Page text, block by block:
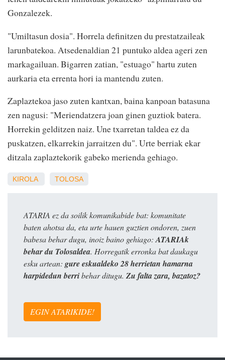
Gonzalezek.
"Umiltasun dosia". Horrela definitzen du prestatzaileak
larunbatekoa. Atsedenaldian 21 puntuko aldea ageri zen
markagailuan. Bigarren zatian, "estuago" hartu zuten
aurkaria eta errenta hori ia mantendu zuten.
Zaplaztekoa jaso zuten kantxan, baina kanpoan batasuna
zen nagusi: "Meriendatzera joan ginen guztiok batera.
Horrekin gelditzen naiz. Une txarretan taldea ez da
puskatzen, elkarrekin jarraitzen du". Urte berriak ekar
ditzala zaplaztekorik gabeko merienda gehiago.
KIROLA TOLOSA
ATARIA ez da soilik komunikabide bat: komunitate
baten ahotsa da, eta urte hauen guztien ondoren, zuen
babesa behar dugu, inoiz baino gehiago: ATARIAk
behar du Tolosaldea. Horregatik erronka bat daukagu
esku artean: gure eskualdeko 28 herrietan hamarna
harpidedun berribehar ditugu. Zu falta zara, bazatoz?
EGIN ATARIKIDE!